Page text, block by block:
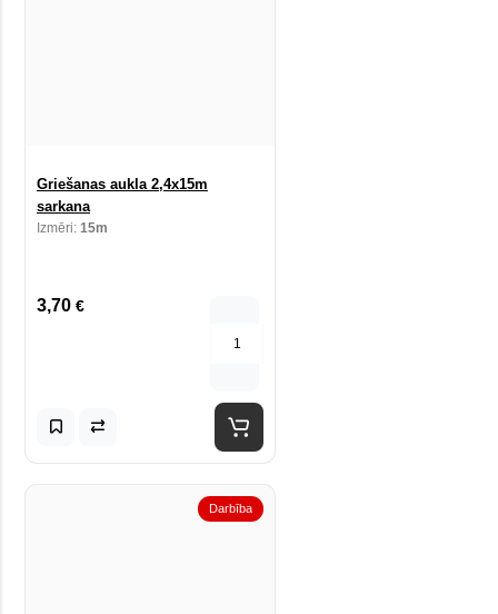
Griešanas aukla 2,4x15m
sarkana
Izmēri: 15m
3,70 €
Darbība